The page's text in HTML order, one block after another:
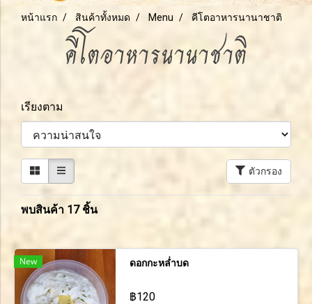
หน้าแรก สินค้าทั้งหมด Menu คีโตอาหารนานาชาติ
คีโตอาหารนานาชาติ
เรียงตาม
ตัวกรอง
พบสินค้า 17 ชิ้น
New ดอกกะหล่ำบด
฿120